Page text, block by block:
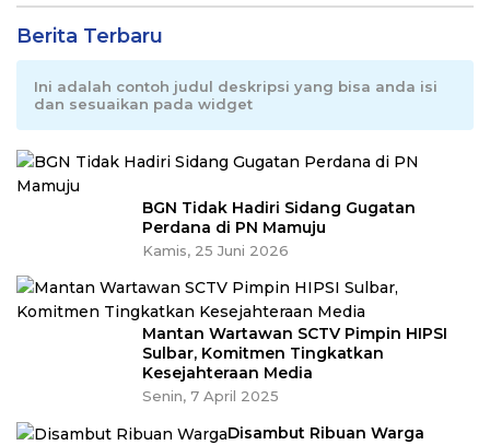
Berita Terbaru
Ini adalah contoh judul deskripsi yang bisa anda isi
dan sesuaikan pada widget
BGN Tidak Hadiri Sidang Gugatan
Perdana di PN Mamuju
Kamis, 25 Juni 2026
Mantan Wartawan SCTV Pimpin HIPSI
Sulbar, Komitmen Tingkatkan
Kesejahteraan Media
Senin, 7 April 2025
Disambut Ribuan Warga